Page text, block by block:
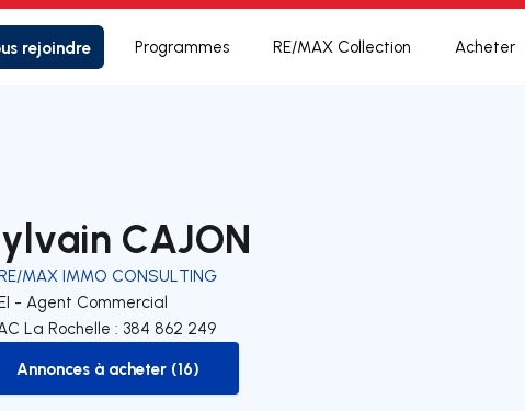
rejoindre Programmes RE/MAX Collection Acheter
CAJON
MAX IMMO CONSULTING
- Agent Commercial
La Rochelle : 384 862 249
to-buy-listing
Annonces à acheter (16)